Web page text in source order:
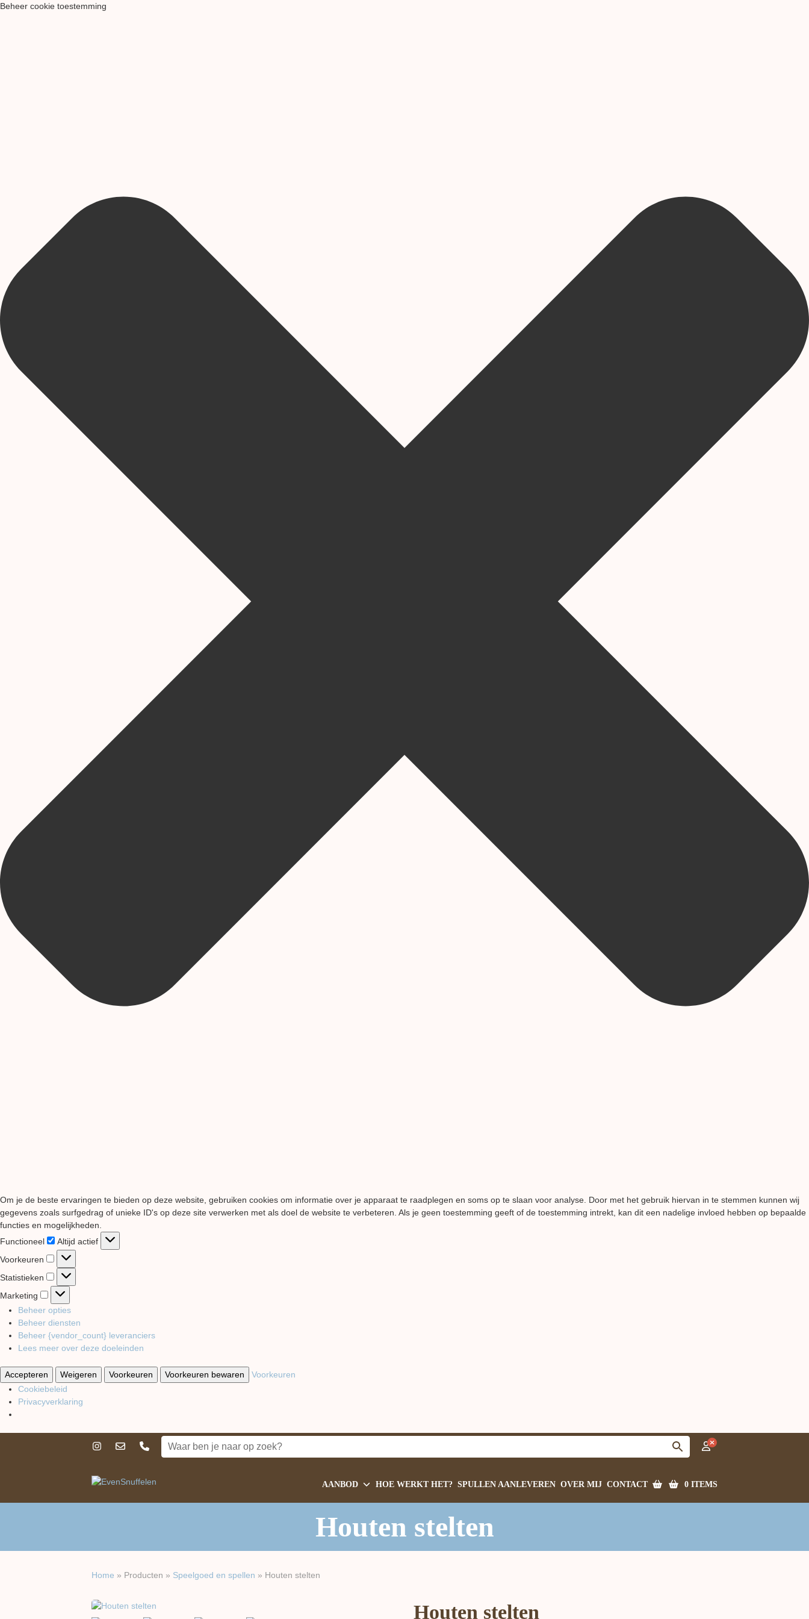
Beheer cookie toestemming
Om je de beste ervaringen te bieden op deze website, gebruiken cookies om informatie over je apparaat te raadplegen en soms op te slaan voor analyse. Door met het gebruik hiervan in te stemmen kunnen wij
gegevens zoals surfgedrag of unieke ID's op deze site verwerken met als doel de website te verbeteren. Als je geen toestemming geeft of de toestemming intrekt, kan dit een nadelige invloed hebben op bepaalde
functies en mogelijkheden.
Functioneel
Functioneel
Altijd actief
Voorkeuren
Voorkeuren
Statistieken Statistieken
Marketing
Marketing
Beheer opties
Beheer diensten
Beheer {vendor_count} leveranciers
Lees meer over deze doeleinden
Accepteren Weigeren Voorkeuren Voorkeuren bewaren
Voorkeuren
Cookiebeleid
Privacyverklaring
AANBOD HOE WERKT HET? SPULLEN AANLEVEREN OVER MIJ CONTACT 0 ITEMS
Houten stelten
Home » Producten » Speelgoed en spellen » Houten stelten
Houten stelten